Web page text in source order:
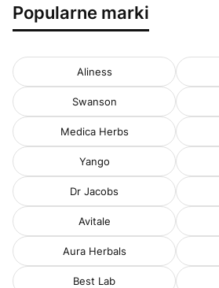
Popularne marki
Aliness
Swanson
Medica Herbs
Yango
Dr Jacobs
Avitale
Aura Herbals
Best Lab